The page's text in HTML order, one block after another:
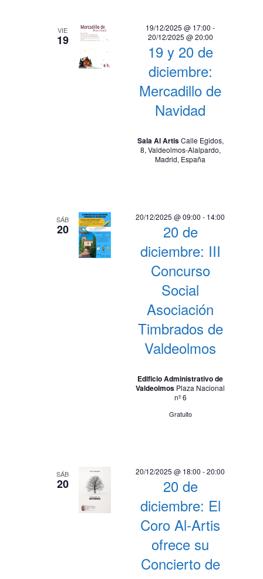
VIE
19
19 y 20 de
diciembre:
Mercadillo de
Navidad
19/12/2025 @ 17:00 -
20/12/2025 @ 20:00
Sala Al ArtisCalle Egidos,
8, Valdeolmos-Alalpardo,
Madrid, España
SÁB
20
20 de
diciembre: III
Concurso
Social
Asociación
Timbrados de
Valdeolmos
20/12/2025 @ 09:00 - 14:00
Edificio Administrativo de
Valdeolmos Plaza Nacional
nº 6
Gratuito
SÁB
20
20 de
diciembre: El
Coro Al-Artis
ofrece su
Concierto de
20/12/2025 @ 18:00 -20:00